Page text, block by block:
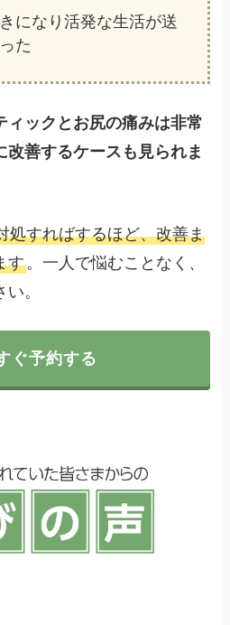
になり活発な生活が送
た
ィックとお尻の痛みは非常
改善するケースも見られま
処すればするほど、改善ま
す。一人で悩むことなく、
。
ぐ予約する